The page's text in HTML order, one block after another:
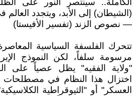
الكاملة.. سينتصر النور على
(الشيطان) إلى الأبد، ويتجدد
— نصوص الزند (تفسير الأفيستا)
تتحرك الفلسفة السياسية
مرسومة سلفاً، لكن النموذج
"ولاية الفقيه" يظل عصياً على
اختزال هذا النظام في
العسكر" أو "الثيوقراطية